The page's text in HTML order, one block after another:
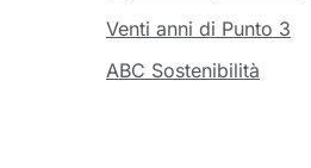
Venti anni di Punto 3
ABC Sostenibilità